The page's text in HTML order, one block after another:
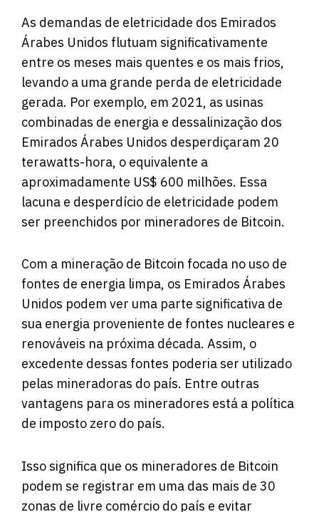
As demandas de eletricidade dos Emirados
Árabes Unidos flutuam significativamente
entre os meses mais quentes e os mais frios,
levando a uma grande perda de eletricidade
gerada. Por exemplo, em 2021, as usinas
combinadas de energia e dessalinização dos
Emirados Árabes Unidos desperdiçaram 20
terawatts-hora, o equivalente a
aproximadamente US$ 600 milhões. Essa
lacuna e desperdício de eletricidade podem
ser preenchidos por mineradores de Bitcoin.
Com a mineração de Bitcoin focada no uso de
fontes de energia limpa, os Emirados Árabes
Unidos podem ver uma parte significativa de
sua energia proveniente de fontes nucleares e
renováveis ​​na próxima década. Assim, o
excedente dessas fontes poderia ser utilizado
pelas mineradoras do país. Entre outras
vantagens para os mineradores está a política
de imposto zero do país.
Isso significa que os mineradores de Bitcoin
podem se registrar em uma das mais de 30
zonas de livre comércio do país e evitar